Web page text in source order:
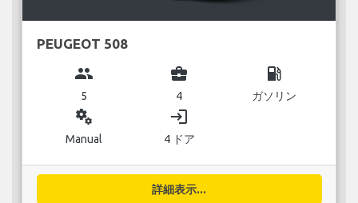
PEUGEOT 508
group
5
business_center
4
local_gas_station
ガソリン
miscellaneous_services
Manual
login
4 ドア
詳細表示...